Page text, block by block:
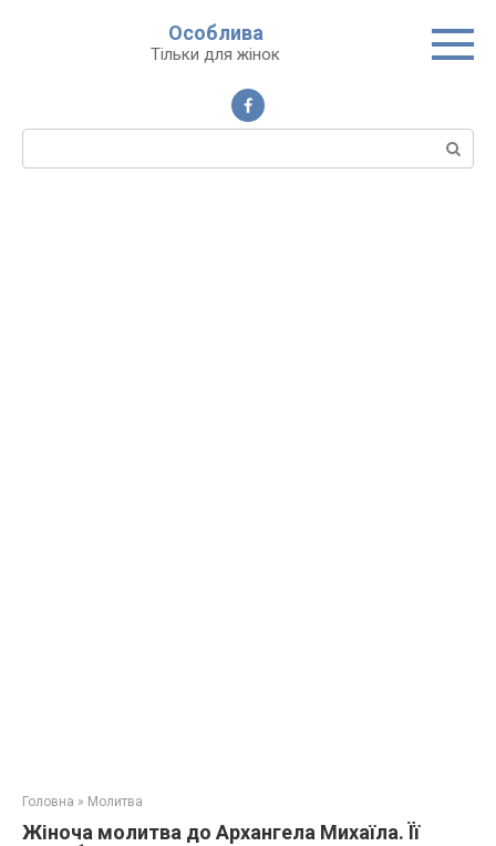
Особлива
Тільки для жінок
Пошук:
Головна » Молитва
Жіноча молитва до Архангела Михаїла. Її